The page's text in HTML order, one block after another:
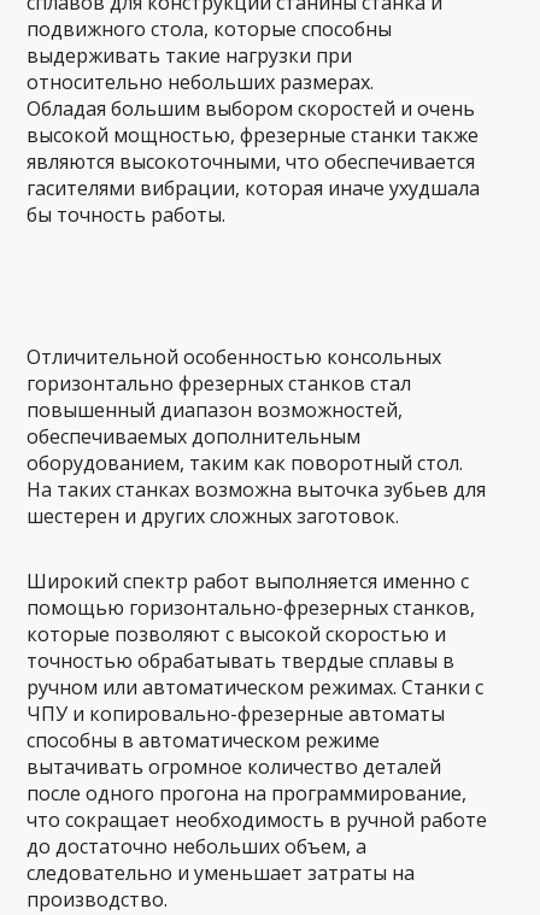
подвижного стола, которые способны
выдерживать такие нагрузки при
относительно небольших размерах.
Обладая большим выбором скоростей и очень
высокой мощностью, фрезерные станки также
являются высокоточными, что обеспечивается
гасителями вибрации, которая иначе ухудшала
бы точность работы.
Отличительной особенностью консольных
горизонтально фрезерных станков стал
повышенный диапазон возможностей,
обеспечиваемых дополнительным
оборудованием, таким как поворотный стол.
На таких станках возможна выточка зубьев для
шестерен и других сложных заготовок.
Широкий спектр работ выполняется именно с
помощью горизонтально-фрезерных станков,
которые позволяют с высокой скоростью и
точностью обрабатывать твердые сплавы в
ручном или автоматическом режимах. Станки с
ЧПУ и копировально-фрезерные автоматы
способны в автоматическом режиме
вытачивать огромное количество деталей
после одного прогона на программирование,
что сокращает необходимость в ручной работе
до достаточно небольших объем, а
следовательно и уменьшает затраты на
производство.